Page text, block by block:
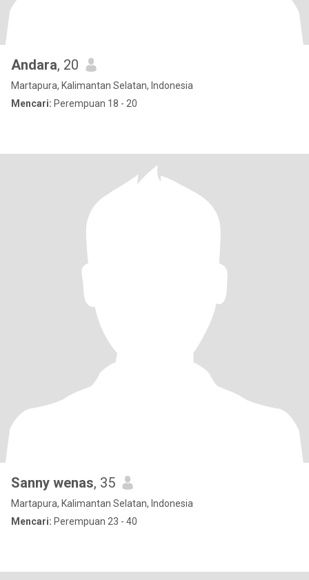
Andara, 20
Martapura, Kalimantan Selatan, Indonesia
Mencari: Perempuan 18 - 20
Sanny wenas, 35
Martapura, Kalimantan Selatan, Indonesia
Mencari: Perempuan 23 - 40